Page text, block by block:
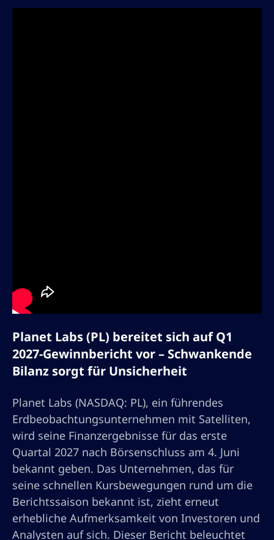
Planet Labs (PL) bereitet sich auf Q1
2027-Gewinnbericht vor – Schwankende
Bilanz sorgt für Unsicherheit
Planet Labs (NASDAQ: PL), ein führendes
Erdbeobachtungsunternehmen mit Satelliten,
wird seine Finanzergebnisse für das erste
Quartal 2027 nach Börsenschluss am 4. Juni
bekannt geben. Das Unternehmen, das für
seine schnellen Kursbewegungen rund um die
Berichtssaison bekannt ist, zieht erneut
erhebliche Aufmerksamkeit von Investoren und
Analysten auf sich. Dieser Bericht beleuchtet